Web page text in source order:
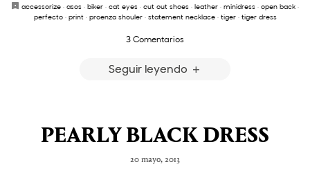
accessorize · asos · biker · cat eyes · cut out shoes · leather · minidress · open back ·
perfecto· print· proenza shouler· statement necklace· tiger· tiger dress
3 Comentarios
Seguir leyendo
PEARLY BLACK DRESS
20 mayo, 2013